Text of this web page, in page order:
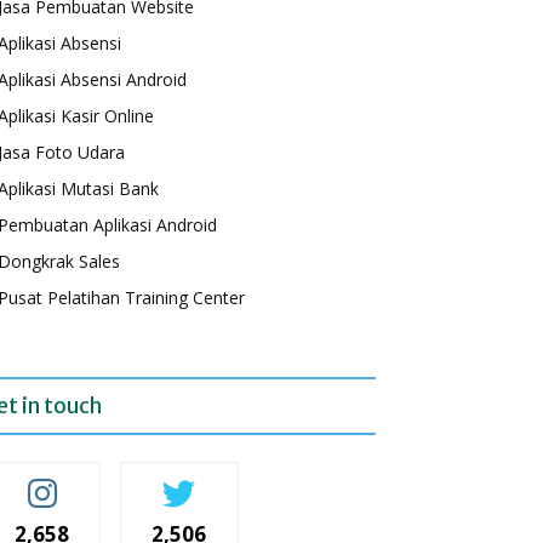
Pembuatan Website
Absensi
Absensi Android
Kasir Online
Foto Udara
Mutasi Bank
Aplikasi Android
Sales
Pelatihan Training Center
in touch
2,658 2,506